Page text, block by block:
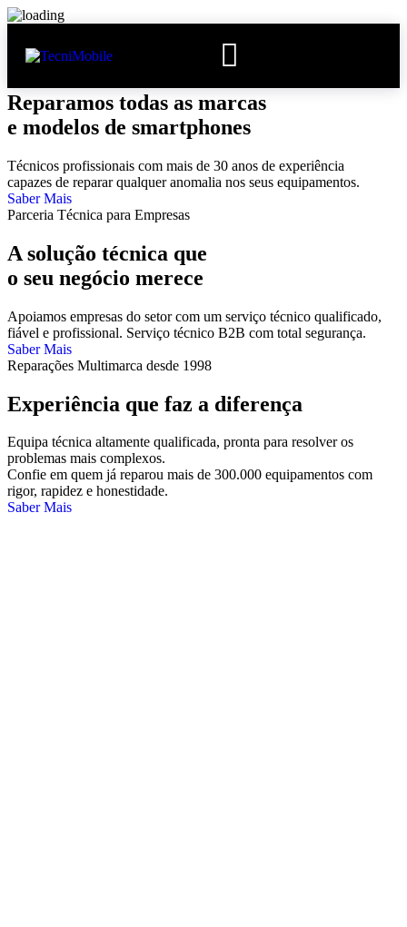
Centro Técnico Especializado
Reparamos todas as marcas
e modelos de smartphones
Técnicos profissionais com mais de 30 anos de experiência
capazes de reparar qualquer anomalia nos seus equipamentos.
Saber Mais
Parceria Técnica para Empresas
A solução técnica que
o seu negócio merece
Apoiamos empresas do setor com um serviço técnico qualificado,
fiável e profissional. Serviço técnico B2B com total segurança.
Saber Mais
Reparações Multimarca desde 1998
Experiência que faz a diferença
Equipa técnica altamente qualificada, pronta para resolver os
problemas mais complexos.
Confie em quem já reparou mais de 300.000 equipamentos com
rigor, rapidez e honestidade.
Saber Mais